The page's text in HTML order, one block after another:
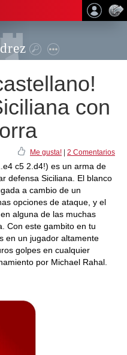
con
Me gusta! 2 Comentarios
c5 2.d4!) es un arma de
defensa Siciliana. El blanco
a cambio de un
opciones de ataque, y el
alguna de las muchas
Con este gambito en tu
en un jugador altamente
golpes en cualquier
por Michael Rahal.